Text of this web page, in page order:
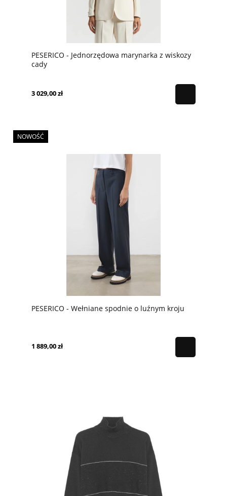
PESERICO - Jednorzędowa marynarka z wiskozy
cady
3 029,00 zł
PESERICO - Wełniane spodnie o luźnym kroju
1 889,00 zł
NOWOŚĆ